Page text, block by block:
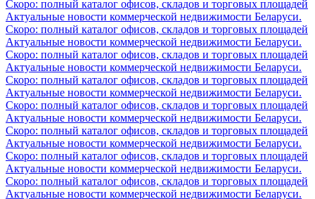
Скоро: полный каталог офисов, складов и торговых площадей
Актуальные новости коммерческой недвижимости Беларуси.
Скоро: полный каталог офисов, складов и торговых площадей
Актуальные новости коммерческой недвижимости Беларуси.
Скоро: полный каталог офисов, складов и торговых площадей
Актуальные новости коммерческой недвижимости Беларуси.
Скоро: полный каталог офисов, складов и торговых площадей
Актуальные новости коммерческой недвижимости Беларуси.
Скоро: полный каталог офисов, складов и торговых площадей
Актуальные новости коммерческой недвижимости Беларуси.
Скоро: полный каталог офисов, складов и торговых площадей
Актуальные новости коммерческой недвижимости Беларуси.
Скоро: полный каталог офисов, складов и торговых площадей
Актуальные новости коммерческой недвижимости Беларуси.
Скоро: полный каталог офисов, складов и торговых площадей
Актуальные новости коммерческой недвижимости Беларуси.